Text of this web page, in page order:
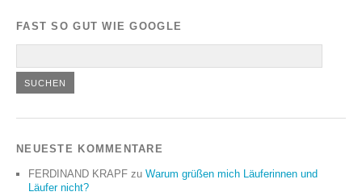
FAST SO GUT WIE GOOGLE
NEUESTE KOMMENTARE
FERDINAND KRAPF zu Warum grüßen mich Läuferinnen und
Läufer nicht?